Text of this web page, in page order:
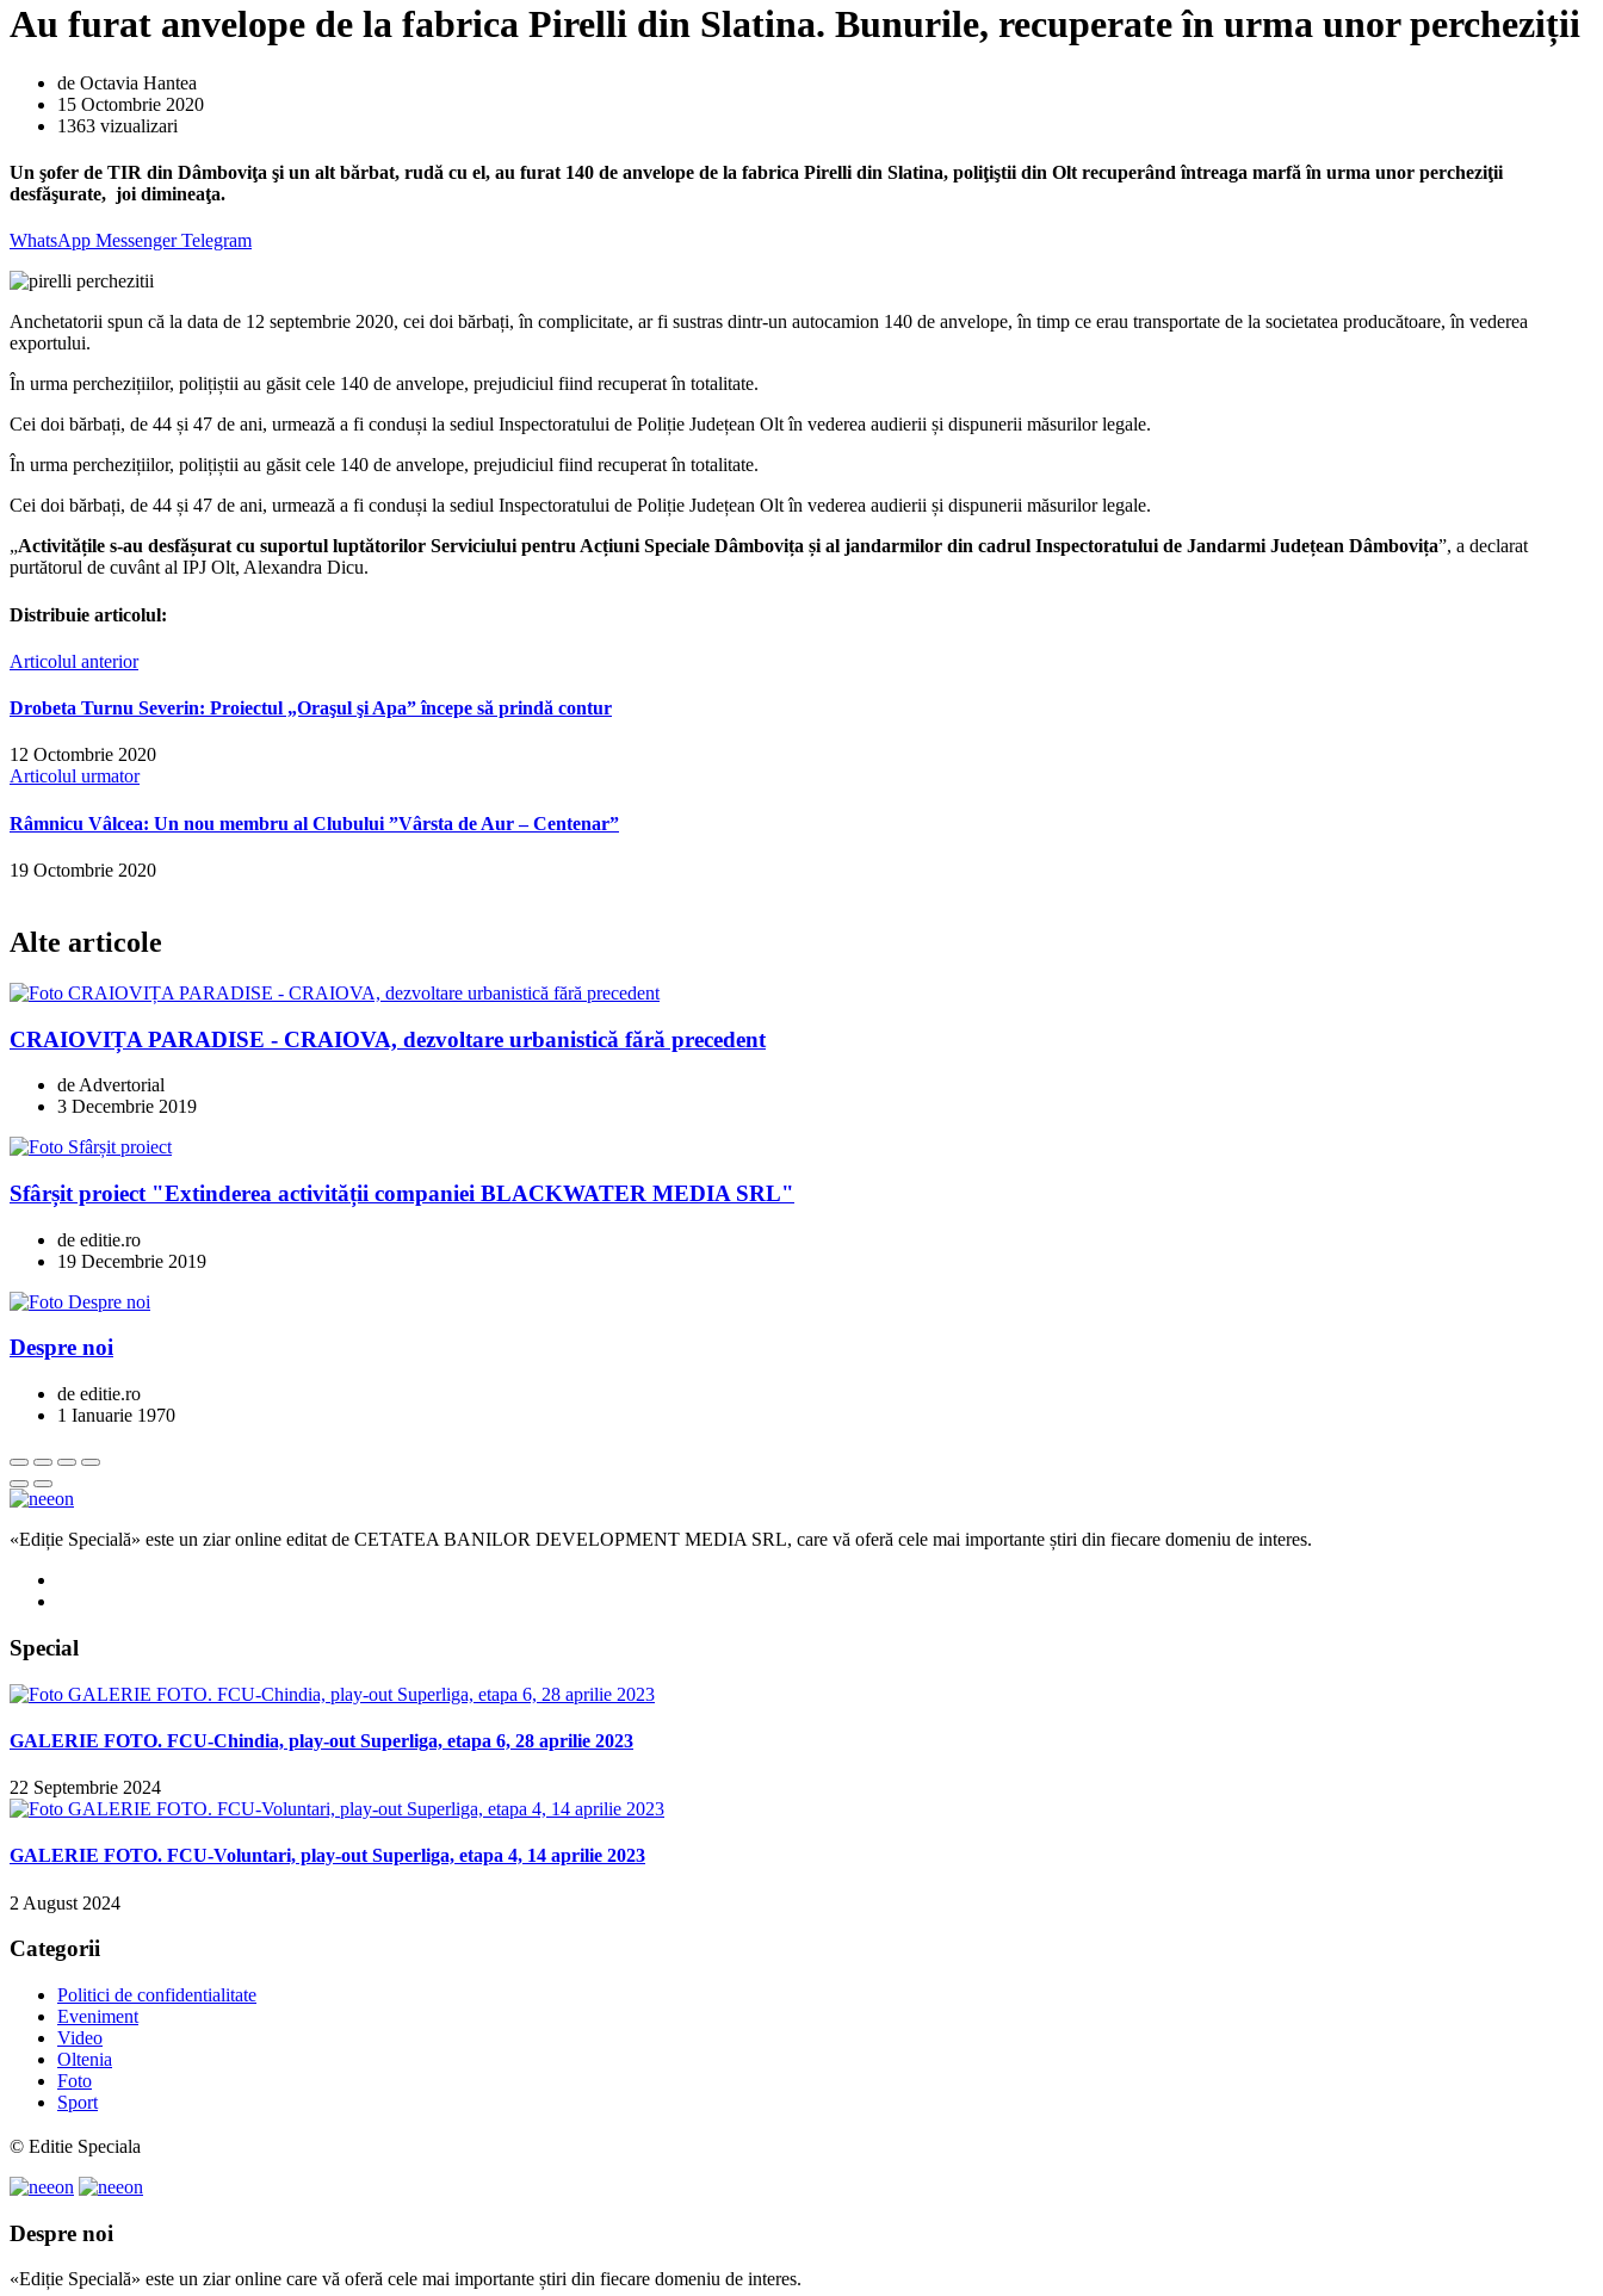
Au furat anvelope de la fabrica Pirelli din Slatina. Bunurile, recuperate în urma unor percheziții
de Octavia Hantea
15 Octombrie 2020
1363 vizualizari
Un şofer de TIR din Dâmboviţa şi un alt bărbat, rudă cu el, au furat 140 de anvelope de la fabrica Pirelli din Slatina, poliţiştii din Olt recuperând întreaga marfă în urma unor percheziţii
desfăşurate, joi dimineaţa.
WhatsApp MessengerTelegram
Anchetatorii spun că la data de 12 septembrie 2020, cei doi bărbați, în complicitate, ar fi sustras dintr-un autocamion 140 de anvelope, în timp ce erau transportate de la societatea producătoare, în vederea
exportului.
În urma perchezițiilor, polițiștii au găsit cele 140 de anvelope, prejudiciul fiind recuperat în totalitate.
Cei doi bărbați, de 44 și 47 de ani, urmează a fi conduși la sediul Inspectoratului de Poliție Județean Olt în vederea audierii și dispunerii măsurilor legale.
În urma perchezițiilor, polițiștii au găsit cele 140 de anvelope, prejudiciul fiind recuperat în totalitate.
Cei doi bărbați, de 44 și 47 de ani, urmează a fi conduși la sediul Inspectoratului de Poliție Județean Olt în vederea audierii și dispunerii măsurilor legale.
„Activitățile s-au desfășurat cu suportul luptătorilor Serviciului pentru Acțiuni Speciale Dâmbovița și al jandarmilor din cadrul Inspectoratului de Jandarmi Județean Dâmbovița”, a declarat
purtătorul de cuvânt al IPJ Olt, Alexandra Dicu.
Distribuie articolul:
Articolul anterior
Drobeta Turnu Severin: Proiectul „Oraşul şi Apa” începe să prindă contur
12 Octombrie 2020
Articolul urmator
Râmnicu Vâlcea: Un nou membru al Clubului ”Vârsta de Aur – Centenar”
19 Octombrie 2020
Alte articole
CRAIOVIȚA PARADISE - CRAIOVA, dezvoltare urbanistică fără precedent
de Advertorial
3 Decembrie 2019
Sfârșit proiect "Extinderea activității companiei BLACKWATER MEDIA SRL"
de editie.ro
19 Decembrie 2019
Despre noi
de editie.ro
1 Ianuarie 1970
«Ediție Specială» este un ziar online editat de CETATEA BANILOR DEVELOPMENT MEDIA SRL, care vă oferă cele mai importante știri din fiecare domeniu de interes.
Special
GALERIE FOTO. FCU-Chindia, play-out Superliga, etapa 6, 28 aprilie 2023
22 Septembrie 2024
GALERIE FOTO. FCU-Voluntari, play-out Superliga, etapa 4, 14 aprilie 2023
2 August 2024
Categorii
Politici de confidentialitate
Eveniment
Video
Oltenia
Foto
Sport
© Editie Speciala
Despre noi
«Ediție Specială» este un ziar online care vă oferă cele mai importante știri din fiecare domeniu de interes.